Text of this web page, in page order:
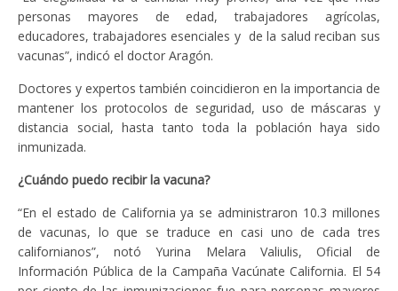
personas mayores de edad, trabajadores agrícolas,
educadores, trabajadores esenciales y de la salud reciban sus
vacunas”, indicó el doctor Aragón.
Doctores y expertos también coincidieron en la importancia de
mantener los protocolos de seguridad, uso de máscaras y
distancia social, hasta tanto toda la población haya sido
inmunizada.
¿Cuándo puedo recibir la vacuna?
“En el estado de California ya se administraron 10.3 millones
de vacunas, lo que se traduce en casi uno de cada tres
californianos”, notó Yurina Melara Valiulis, Oficial de
Información Pública de la Campaña Vacúnate California. El 54